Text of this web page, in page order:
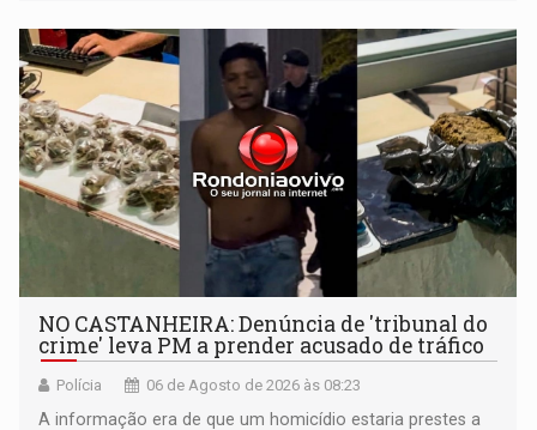
NO CASTANHEIRA: ​Denúncia de 'tribunal do
crime' leva PM a prender acusado de tráfico
Polícia 06 de Agosto de 2026 às 08:23
A informação era de que um homicídio estaria prestes a